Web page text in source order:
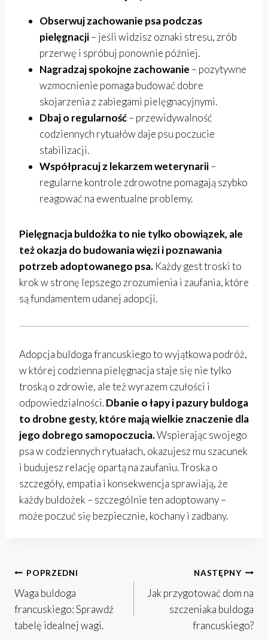
Obserwuj zachowanie psa podczas
pielęgnacji– jeśli widzisz oznaki stresu, zrób
przerwę i spróbuj ponownie później.
Nagradzaj spokojne zachowanie – pozytywne
wzmocnienie pomaga budować dobre
skojarzenia z zabiegami pielęgnacyjnymi.
Dbaj o regularność– przewidywalność
codziennych rytuałów daje psu poczucie
stabilizacji.
Współpracuj z lekarzem weterynarii–
regularne kontrole zdrowotne pomagają szybko
reagować na ewentualne problemy.
Pielęgnacja buldożka to nie tylko obowiązek, ale
też okazja do budowania więzi i poznawania
potrzeb adoptowanego psa. Każdy gest troski to
krok w stronę lepszego zrozumienia i zaufania, które
są fundamentem udanej adopcji.
Adopcja buldoga francuskiego to wyjątkowa podróż,
w której codzienna pielęgnacja staje się nie tylko
troską o zdrowie, ale też wyrazem czułości i
odpowiedzialności.Dbanie o łapy i pazury buldoga
to drobne gesty, które mają wielkie znaczenie dla
jego dobrego samopoczucia.Wspierając swojego
psa w codziennych rytuałach, okazujesz mu szacunek
i budujesz relację opartą na zaufaniu. Troska o
szczegóły, empatia i konsekwencja sprawiają, że
każdy buldożek – szczególnie ten adoptowany –
może poczuć się bezpiecznie, kochany i zadbany.
Nawigacja
wpisu
POPRZEDNI
Waga buldoga
francuskiego: Sprawdź
tabelę idealnej wagi.
NASTĘPNY
Jak przygotować dom na
szczeniaka buldoga
francuskiego?